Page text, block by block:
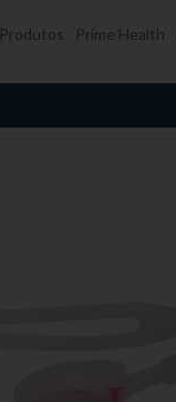
Produtos Prime Health